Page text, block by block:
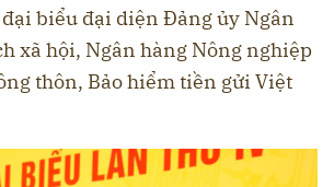
biểu đại diện Đảng ủy Ngân
xã hội, Ngân hàng Nông nghiệp
thôn, Bảo hiểm tiền gửi Việt